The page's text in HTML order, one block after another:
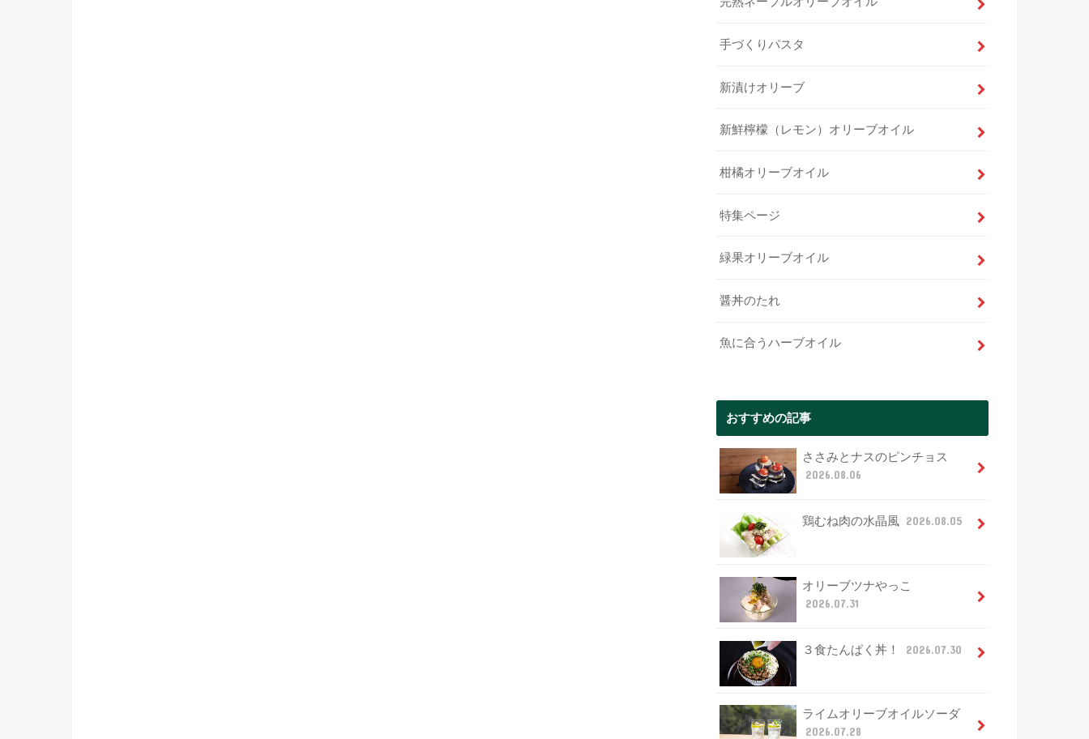
手づくりパスタ
新漬けオリーブ
新鮮檸檬（レモン）オリーブオイル
柑橘オリーブオイル
特集ページ
緑果オリーブオイル
醤丼のたれ
魚に合うハーブオイル
おすすめの記事
ささみとナスのピンチョス
2026.08.06
鶏むね肉の水晶風 2026.08.05
オリーブツナやっこ
2026.07.31
３食たんぱく丼！ 2026.07.30
ライムオリーブオイルソーダ
2026.07.28